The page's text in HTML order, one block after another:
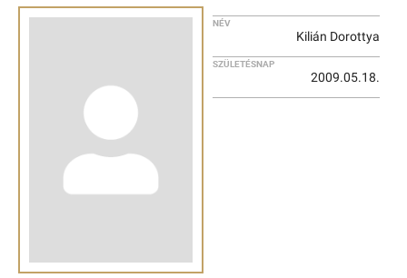
NÉV
Kilián Dorottya
SZÜLETÉSNAP
2009.05.18.